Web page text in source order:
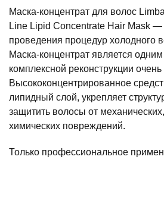
Маска-концентрат для волос
Line Lipid Concentrate Hair Mask —
проведения процедур холодного
Маска-концентрат является
комплексной реконструкции очень
Высококонцентрированное
липидный слой, укрепляет
защитить волосы от
химических повреждений.
Только профессиональное